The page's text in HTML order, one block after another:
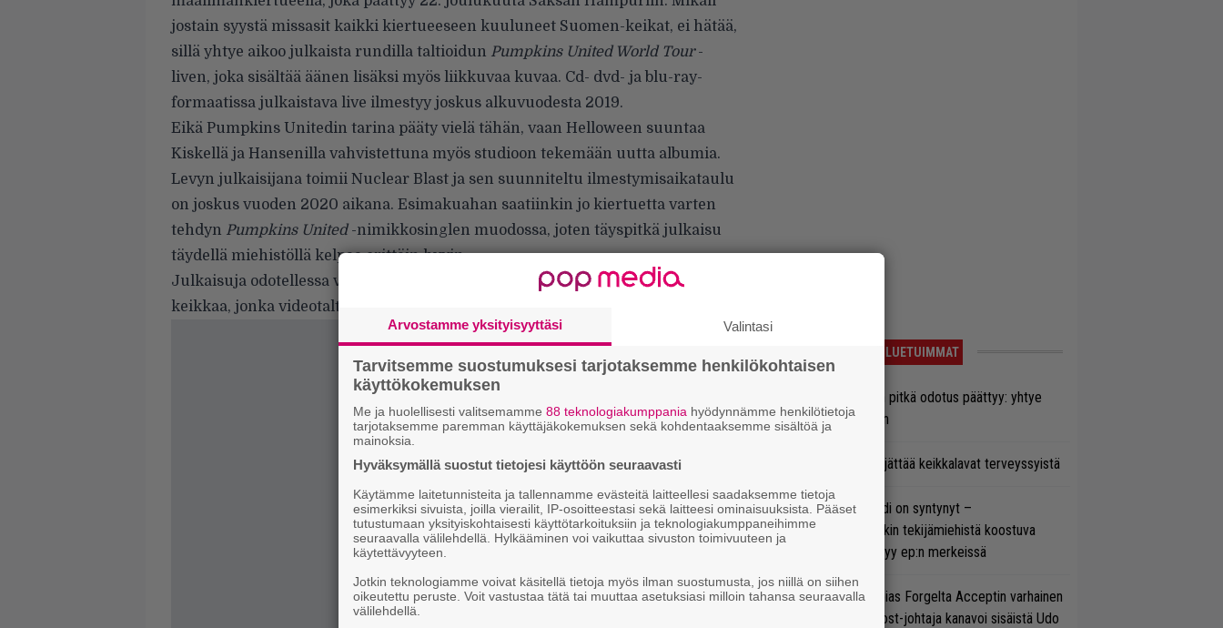
jostain syystä missasit kaikki kiertueeseen kuuluneet Suomen-keikat, ei hätää,
sillä yhtye aikoo julkaista rundilla taltioidun Pumpkins United World Tour-
liven, joka sisältää äänen lisäksi myös liikkuvaa kuvaa. Cd- dvd- ja blu-ray-
formaatissa julkaistava live ilmestyy joskus alkuvuodesta 2019.
Eikä Pumpkins Unitedin tarina pääty vielä tähän, vaan Helloween suuntaa
Kiskellä ja Hansenilla vahvistettuna myös studioon tekemään uutta albumia.
Levyn julkaisijana toimii Nuclear Blast ja sen suunniteltu ilmestymisaikataulu
on joskus vuoden 2020 aikana. Esimakuahan saatiinkin jo kiertuetta varten
tehdyn Pumpkins United-nimikkosinglen muodossa, joten täyspitkä julkaisu
täydellä miehistöllä kelpaa erittäin hyvin.
Julkaisuja odotellessa voikin vaikka katsella bändin kesällä heittämää Wacken-
keikkaa, jonka videotaltioinnin löydät kokonaisuudessaan
LUETUIMMAT
Weezer-fanien pitkä odotus päättyy: yhtye
tulee Suomeen
Glenn Hughes jättää keikkalavat terveyssyistä
Uusi superbändi on syntynyt –
Vaihtoehtorockin tekijämiehistä koostuva
ryhmä esittäytyy ep:n merkeissä
Näin sujuu Tobias Forgelta Acceptin varhainen
tuotanto – Ghost-johtaja kanavoi sisäistä Udo
Arvostamme yksityisyyttäsi Valintasi
Tarvitsemme suostumuksesi tarjotaksemme henkilökohtaisen
käyttökokemuksen
Me ja huolellisesti valitsemamme 88 teknologiakumppania hyödynnämme henkilötietoja
tarjotaksemme paremman käyttäjäkokemuksen sekä kohdentaaksemme sisältöä ja
mainoksia.
Hyväksymällä suostut tietojesi käyttöön seuraavasti
Käytämme laitetunnisteita ja tallennamme evästeitä laitteellesi saadaksemme tietoja
esimerkiksi sivuista, joilla vierailit, IP-osoitteestasi sekä laitteesi ominaisuuksista. Pääset
tutustumaan yksityiskohtaisesti käyttötarkoituksiin ja teknologiakumppaneihimme
seuraavalla välilehdellä. Hylkääminen voi vaikuttaa sivuston toimivuuteen ja
käytettävyyteen.
Jotkin teknologiamme voivat käsitellä tietoja myös ilman suostumusta, jos niillä on siihen
oikeutettu peruste. Voit vastustaa tätä tai muuttaa asetuksiasi milloin tahansa seuraavalla
välilehdellä.